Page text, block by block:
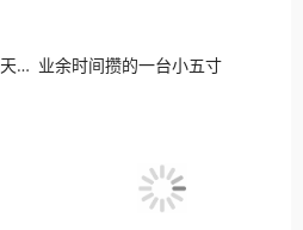
Fonster 土拨鼠FPV + 猪尾巴天线 + 极光高清图传 业余时间攒的一台小五寸